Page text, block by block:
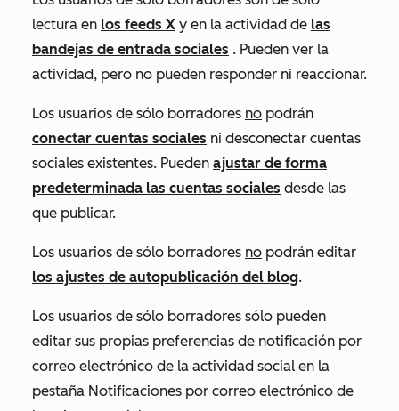
lectura en los feeds X y en la actividad de las
bandejas de entrada sociales . Pueden ver la
actividad, pero no pueden responder ni reaccionar.
Los usuarios de sólo borradores no podrán
conectar cuentas sociales ni desconectar cuentas
sociales existentes. Pueden ajustar de forma
predeterminada las cuentas sociales desde las
que publicar.
Los usuarios de sólo borradores no podrán editar
los ajustes de autopublicación del blog.
Los usuarios de sólo borradores sólo pueden
editar sus propias preferencias de notificación por
correo electrónico de la actividad social en la
pestaña Notificaciones por correo electrónico de